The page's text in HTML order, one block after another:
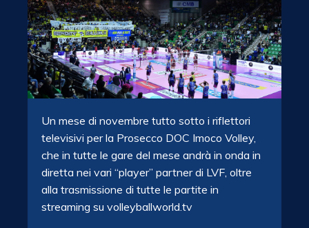
Un mese di novembre tutto sotto i riflettori
televisivi per la Prosecco DOC Imoco Volley,
che in tutte le gare del mese andrà in onda in
diretta nei vari “player” partner di LVF, oltre
alla trasmissione di tutte le partite in
streaming su volleyballworld.tv